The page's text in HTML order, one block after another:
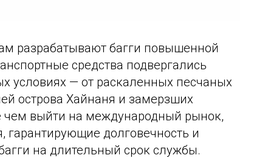
разрабатывают багги повышенной
средства подвергались
условиях — от раскаленных песчаных
острова Хайнаня и замерзших
выйти на международный рынок,
долговечность и
на длительный срок службы.